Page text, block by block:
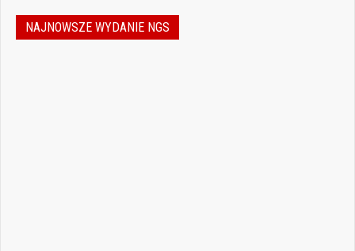
NAJNOWSZE WYDANIE NGS